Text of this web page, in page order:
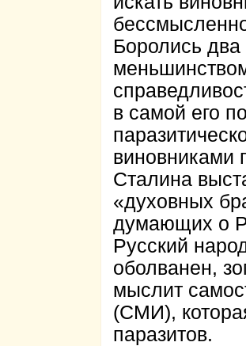
Боролись
в самой его
виновниками
Сталина
«духовных
думающих о
Русский
оболванен,
мыслит
(СМИ),
паразитов.